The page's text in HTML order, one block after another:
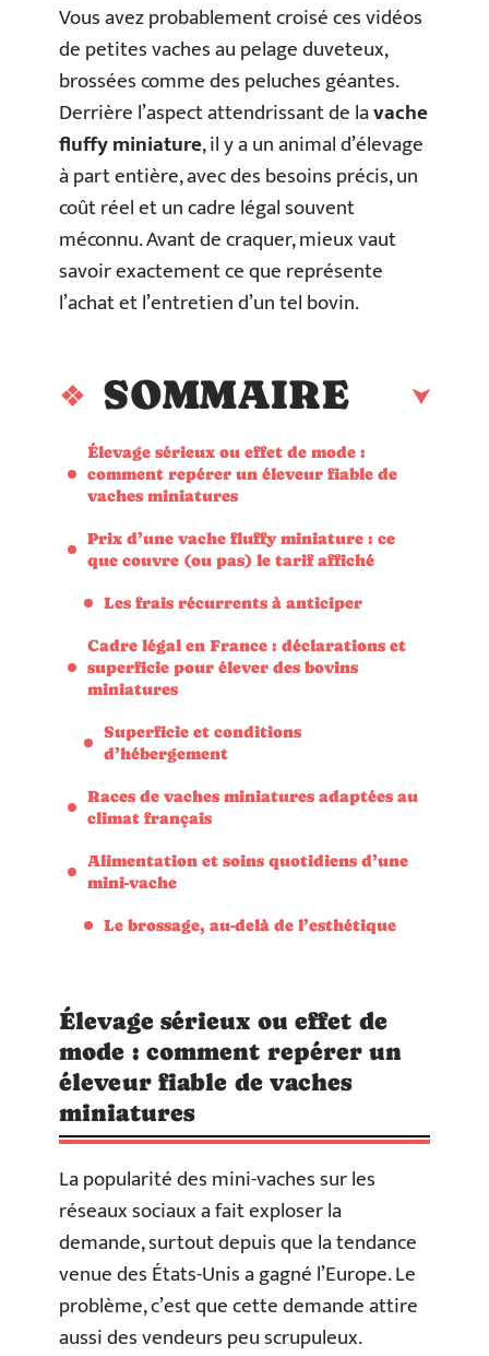
Vous avez probablement croisé ces vidéos
de petites vaches au pelage duveteux,
brossées comme des peluches géantes.
Derrière l’aspect attendrissant de lavache
fluffy miniature, il y a un animal d’élevage
à part entière, avec des besoins précis, un
coût réel et un cadre légal souvent
méconnu. Avant de craquer, mieux vaut
savoir exactement ce que représente
l’achat et l’entretien d’un tel bovin.
SOMMAIRE
Élevage sérieux ou effet de mode :
comment repérer un éleveur fiable de
vaches miniatures
Prix d’une vache fluffy miniature : ce
que couvre (ou pas) le tarif affiché
Les frais récurrents à anticiper
Cadre légal en France : déclarations et
superficie pour élever des bovins
miniatures
Superficie et conditions
d’hébergement
Races de vaches miniatures adaptées au
climat français
Alimentation et soins quotidiens d’une
mini-vache
Le brossage, au-delà de l’esthétique
Élevage sérieux ou effet de
mode : comment repérer un
éleveur fiable de vaches
miniatures
La popularité des mini-vaches sur les
réseaux sociaux a fait exploser la
demande, surtout depuis que la tendance
venue des États-Unis a gagné l’Europe. Le
problème, c’est que cette demande attire
aussi des vendeurs peu scrupuleux.